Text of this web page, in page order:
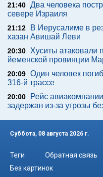
21:40 Два человека
севере Израиля
21:12
В Иерусалиме в
хазан Авишай Леви
20:30
Хуситы атаковали
йеменской провинции
20:09 Один человек
316-й трассе
20:00
Рейс
задержан из-за угрозы
Суббота, 08 августа 2026 г.
Теги Обратная связь
Без картинок